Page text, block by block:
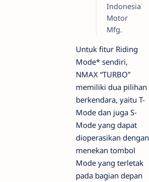
Indonesia
Motor
Mfg.
Untuk fitur Riding
Mode* sendiri,
NMAX “TURBO”
memiliki dua pilihan
berkendara, yaitu T-
Mode dan juga S-
Mode yang dapat
dioperasikan dengan
menekan tombol
Mode yang terletak
pada bagian depan